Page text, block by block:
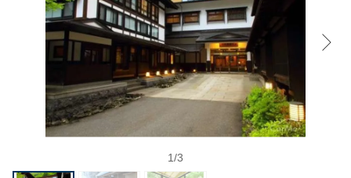
1/3